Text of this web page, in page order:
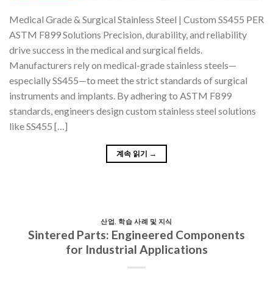
Medical Grade & Surgical Stainless Steel | Custom SS455 PER
ASTM F899 Solutions Precision, durability, and reliability
drive success in the medical and surgical fields.
Manufacturers rely on medical-grade stainless steels—
especially SS455—to meet the strict standards of surgical
instruments and implants. By adhering to ASTM F899
standards, engineers design custom stainless steel solutions
like SS455 […]
계속 읽기 →
산업 ,학습 사례 및 지식
Sintered Parts: Engineered Components
for Industrial Applications